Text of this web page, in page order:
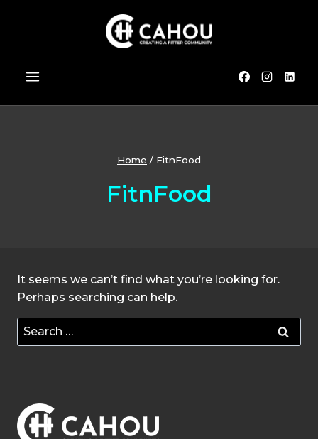
Home / FitnFood
FitnFood
It seems we can’t find what you’re looking for.
Perhaps searching can help.
Search
for: